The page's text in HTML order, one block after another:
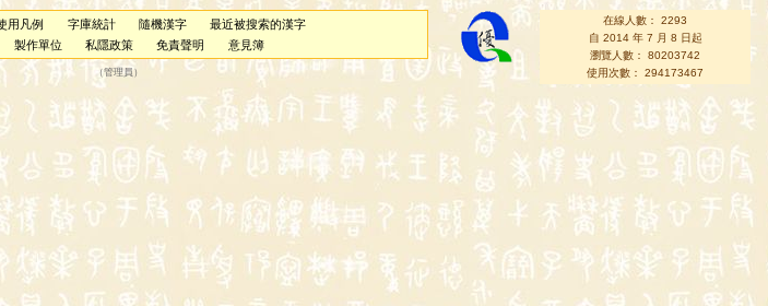
用凡例 字庫統計 隨機漢字
最近被搜索的漢字
製作單位 私隱政策 免責聲明 意見簿
（管理員 ）
在線人數： 2293
自 2014 年 7 月 8 日起
瀏覽人數： 80203742
使用次數： 294173467